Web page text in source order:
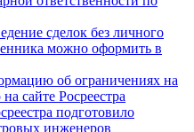
сделок без личного
можно оформить в
об ограничениях на
сайте Росреестра
подготовило
инженеров